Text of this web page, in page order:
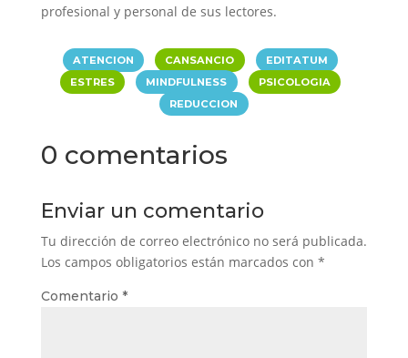
profesional y personal de sus lectores.
ATENCION | CANSANCIO | EDITATUM
ESTRES | MINDFULNESS | PSICOLOGIA
REDUCCION
0 comentarios
Enviar un comentario
Tu dirección de correo electrónico no será publicada.
Los campos obligatorios están marcados con *
Comentario *